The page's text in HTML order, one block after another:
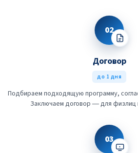
02
Договор
до 1 дня
Подбираем подходящую программу,
Заключаем договор — для физлиц
03